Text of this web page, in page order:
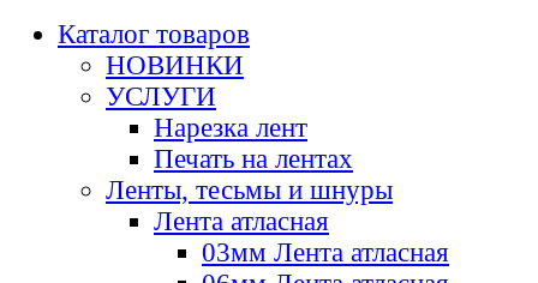
Каталог товаров
НОВИНКИ
УСЛУГИ
Нарезка лент
Печать на лентах
Ленты, тесьмы и шнуры
Лента атласная
03мм Лента атласная